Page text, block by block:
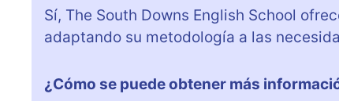
Sí, The South Downs English School
adaptando su metodología a las
¿Cómo se puede obtener más